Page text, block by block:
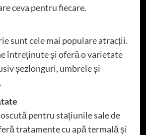
ceva pentru fiecare.
sunt cele mai populare atracții.
întreținute și oferă o varietate
șezlonguri, umbrele și
pentru stațiunile sale de
tratamente cu apă termală și